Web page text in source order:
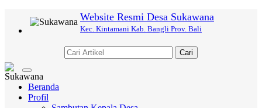
Website Resmi Desa Sukawana
Kec. Kintamani Kab. Bangli Prov. Bali
Cari
Toggle
navigation
Beranda
Profil